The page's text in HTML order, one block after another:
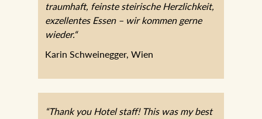
traumhaft, feinste steirische Herzlichkeit,
exzellentes Essen – wir kommen gerne
wieder.“
Karin Schweinegger, Wien
“Thank you Hotel staff! This was my best